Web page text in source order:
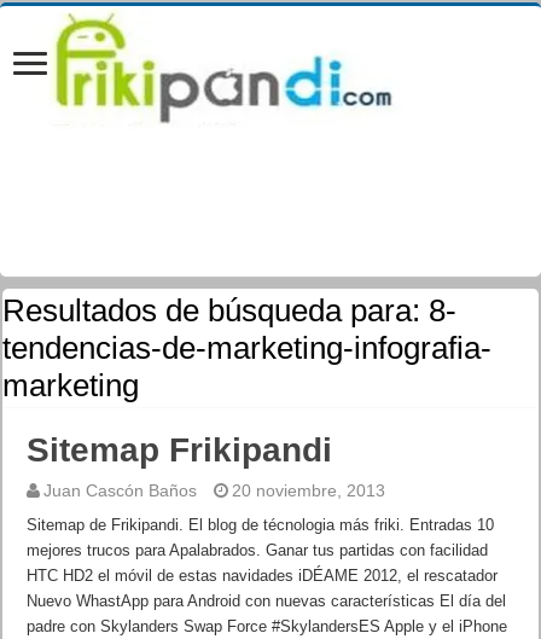
Resultados de búsqueda para: 8-
tendencias-de-marketing-infografia-
marketing
Sitemap Frikipandi
Juan Cascón Baños 20 noviembre, 2013
Sitemap de Frikipandi. El blog de técnologia más friki. Entradas 10
mejores trucos para Apalabrados. Ganar tus partidas con facilidad
HTC HD2 el móvil de estas navidades iDÉAME 2012, el rescatador
Nuevo WhastApp para Android con nuevas características El día del
padre con Skylanders Swap Force #SkylandersES Apple y el iPhone